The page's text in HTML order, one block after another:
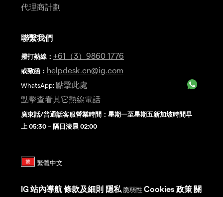
代理商計劃
聯繫我們
撥打熱線 ： +61（3）9860 1776
或致函： helpdesk.cn@ig.com
WhatsApp: 點擊此處
點擊查看其它熱線電話
廣東話/普通話客服營業時間：星期一至星期五新加坡時間早
上 05:30 – 隔日淩晨 02:00
IG 站內導航條款及細則 隱私 脆弱性 Cookies 政策 關